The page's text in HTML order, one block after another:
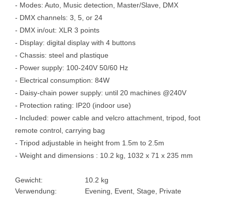
- Modes: Auto, Music detection, Master/Slave, DMX
- DMX channels: 3, 5, or 24
- DMX in/out: XLR 3 points
- Display: digital display with 4 buttons
- Chassis: steel and plastique
- Power supply: 100-240V 50/60 Hz
- Electrical consumption: 84W
- Daisy-chain power supply: until 20 machines @240V
- Protection rating: IP20 (indoor use)
- Included: power cable and velcro attachment, tripod, foot
remote control, carrying bag
- Tripod adjustable in height from 1.5m to 2.5m
- Weight and dimensions : 10.2 kg, 1032 x 71 x 235 mm
Gewicht:
10.2 kg
Verwendung:
Evening, Event, Stage, Private